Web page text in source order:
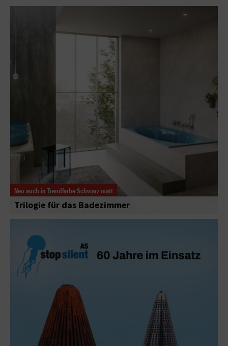
Trilogie für das Badezimmer
Neu auch in Trendfarbe Schwarz matt